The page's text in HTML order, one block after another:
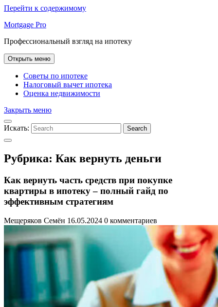
Перейти к содержимому
Mortgage Pro
Профессиональный взгляд на ипотеку
Открыть меню
Советы по ипотеке
Налоговый вычет ипотека
Оценка недвижимости
Закрыть меню
Искать: Search
Рубрика: Как вернуть деньги
Как вернуть часть средств при покупке
квартиры в ипотеку – полный гайд по
эффективным стратегиям
Мещеряков Семён 16.05.2024 0 комментариев